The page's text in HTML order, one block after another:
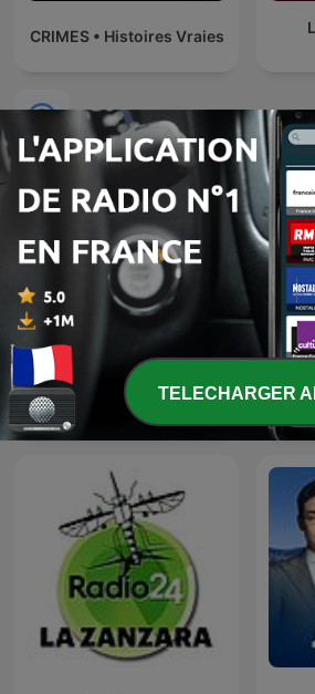
CRIMES • Histoires Vraies
Podcasts internationaux
O É da CoisaTELECHARGER